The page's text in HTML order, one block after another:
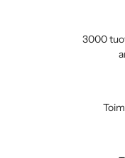
3000